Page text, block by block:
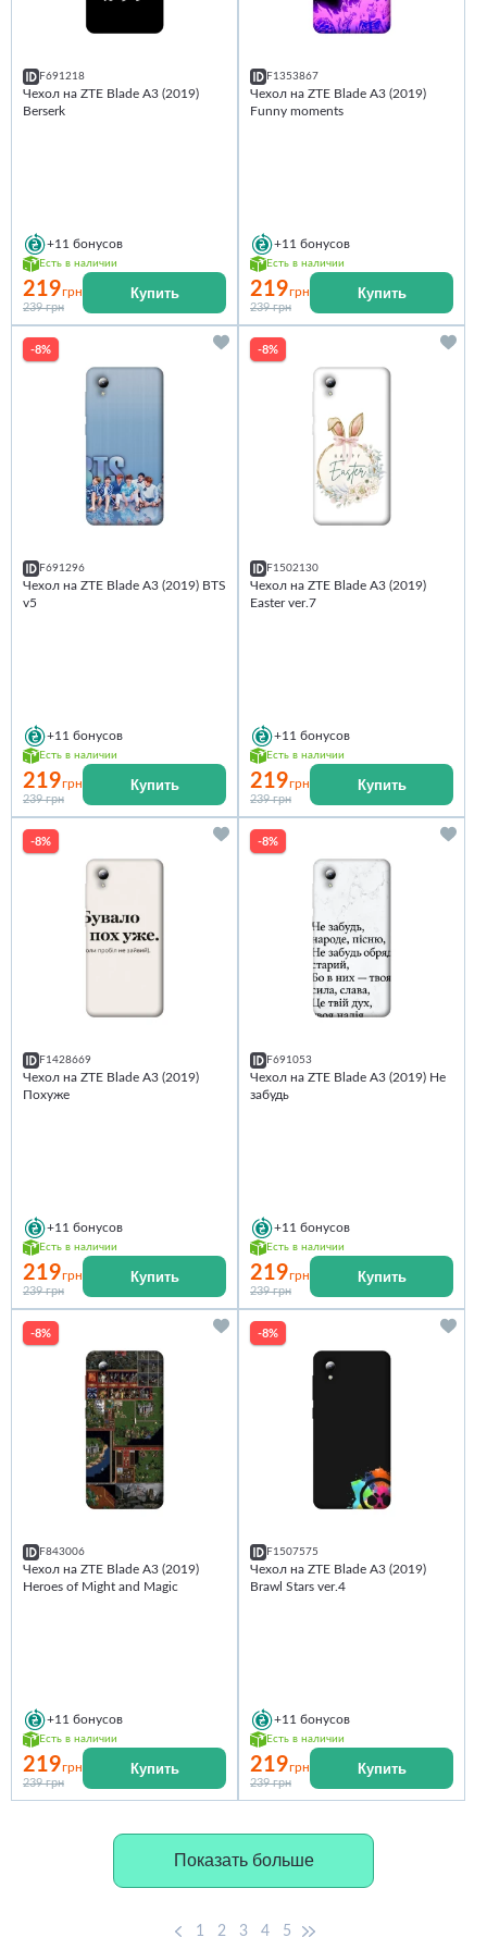
F691218
Чехол на ZTE Blade A3 (2019)
Berserk
+11 бонусов
Есть в наличии
219грн
239 грн
Купить
F1353867
Чехол на ZTE Blade A3 (2019)
Funny moments
+11 бонусов
Есть в наличии
219грн
239 грн
Купить
-8%
F691296
Чехол на ZTE Blade A3 (2019) BTS
v5
+11 бонусов
Есть в наличии
219грн
239 грн
Купить
-8%
F1502130
Чехол на ZTE Blade A3 (2019)
Easter ver.7
+11 бонусов
Есть в наличии
219грн
239 грн
Купить
-8%
F1428669
Чехол на ZTE Blade A3 (2019)
Похуже
+11 бонусов
Есть в наличии
219грн
239 грн
Купить
-8%
F691053
Чехол на ZTE Blade A3 (2019) Не
забудь
+11 бонусов
Есть в наличии
219грн
239 грн
Купить
-8%
F843006
Чехол на ZTE Blade A3 (2019)
Heroes of Might and Magic
+11 бонусов
Есть в наличии
219грн
239 грн
Купить
-8%
F1507575
Чехол на ZTE Blade A3 (2019)
Brawl Stars ver.4
+11 бонусов
Есть в наличии
219грн
239 грн
Купить
Показать больше
1 2 3 4 5